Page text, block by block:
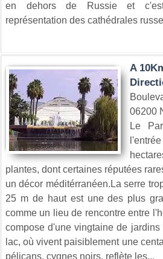
en dehors de Russie et
représentation des cathédrales
A
06200
Le
plantes, dont certaines réputées
un décor méditérranéen.La serre
25 m de haut est une des plus
comme un lieu de rencontre entre
compose d'une vingtaine de jardins
lac, où vivent paisiblement une
pélicans, cygnes noirs, reflète les...